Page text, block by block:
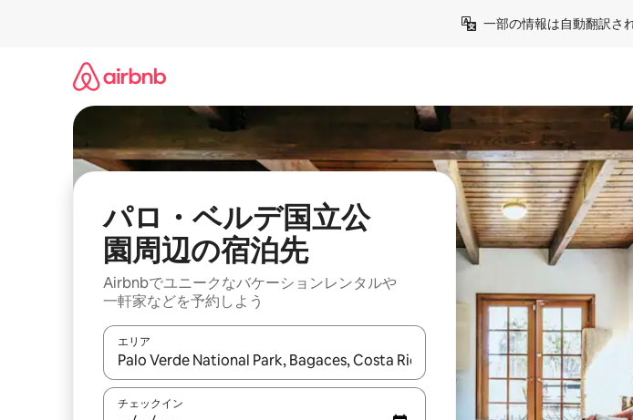
一部の情報は自動翻訳さ
パロ・ベルデ国立公
園⁠周⁠辺⁠の宿⁠泊⁠先
Airbnbでユニークなバ⁠ケ⁠ー⁠シ⁠ョ⁠ンレ⁠ン⁠タ⁠ルや
一⁠軒⁠家な⁠ど⁠を予⁠約⁠し⁠よ⁠う
エリア
検索結果が表示されたら、上下の矢印キーを使って移動するか、画面をタッチまたはスワ
チェックイン